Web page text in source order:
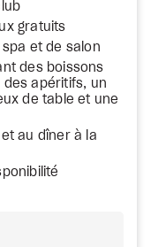
gratuits
et de salon
des boissons
des apéritifs, un
de table et une
au dîner à la